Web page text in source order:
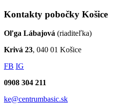
Kontakty pobočky Košice
Oľga Lábajová (riaditeľka)
Krivá 23, 040 01 Košice
FB IG
0908 304 211
ke@centrumbasic.sk